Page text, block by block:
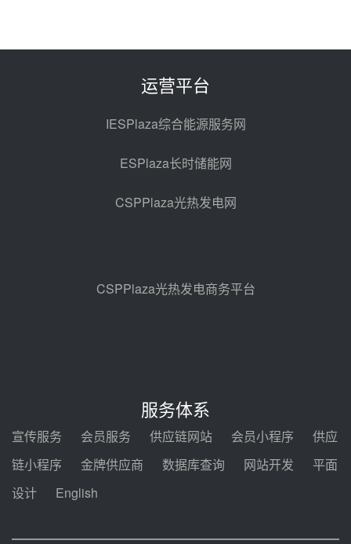
光热示范电站二列蒸汽发生器设备
热发电工程EPC总承包项目熔盐截
昊森机电中标新疆华电天山北麓基
地100MW光热发电工程EPC总承
包项目熔盐介质超声波流量计采购
前天 08-05 17:09
前天 08-05 14:48
2026-2029年熔盐介质框架协议
中能建华中试研院中标重能新疆
100MW光热项目机组调试及性能
运营平台
IESPlaza综合能源服务网
ESPlaza长时储能网
CSPPlaza光热发电网
CSPPlaza光热发电商务平台
服务体系
宣传服务 会员服务 供应链网站 会员小程序
供应
链小程序
金牌供应商 数据库查询 网站开发
平面
设计
English